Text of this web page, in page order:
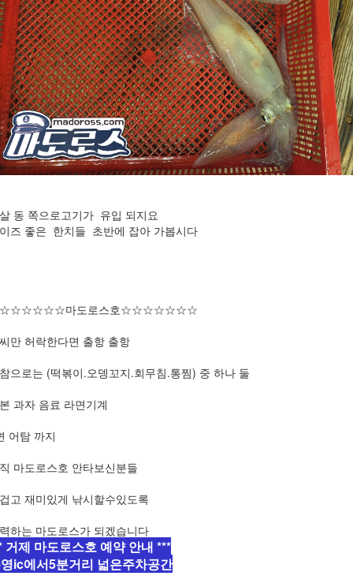
동 쪽으로고기가 유입 되지요
즈 좋은 한치들 초반에 잡아 가봅시다
마도로스호☆☆☆☆☆☆☆
만 허락한다면 출항 출항
으로는 (떡볶이.오뎅꼬지.회무침.통찜) 중 하나 둘
과자 음료 라면기계
어탐 까지
마도로스호 안타보신분들
고 재미있게 낚시할수있도록
하는 마도로스가 되겠습니다
거제 마도로스호 예약 안내 ***
ic에서5분거리 넓은주차공간